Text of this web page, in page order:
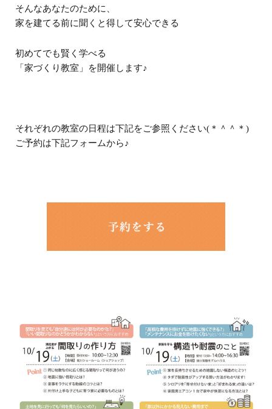
そんなあなたのために、
家を建てる前に聞くと得して安心できる
初めてでも賢く学べる
「家づくり教室」を開催します♪
それぞれの教室の日程は下記をご参照ください( ＊＾＾＊ )
ご予約は下記フォームから♪